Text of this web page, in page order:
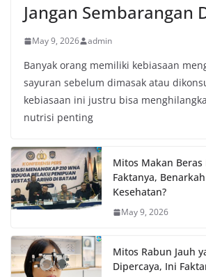
Jangan Sembarangan
May 9, 2026 admin
Banyak orang memiliki kebiasaan
sayuran sebelum dimasak atau
kebiasaan ini justru bisa
nutrisi penting
Mitos Makan
Faktanya,
Kesehatan?
May 9, 2026
Mitos Rabun Jauh
Dipercaya, Ini